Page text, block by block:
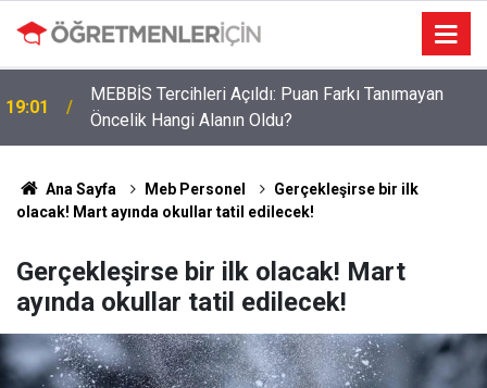
19:01
MEBBİS Tercihleri Açıldı: Puan Farkı Tanımayan
Öncelik Hangi Alanın Oldu?
Ana Sayfa Meb Personel
Gerçekleşirse bir ilk
olacak! Mart ayında okullar tatil edilecek!
Gerçekleşirse bir ilk olacak! Mart
ayında okullar tatil edilecek!